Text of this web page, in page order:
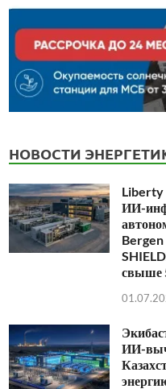
НОВОСТИ
Liberty
ИИ-
свыше
ИИ-